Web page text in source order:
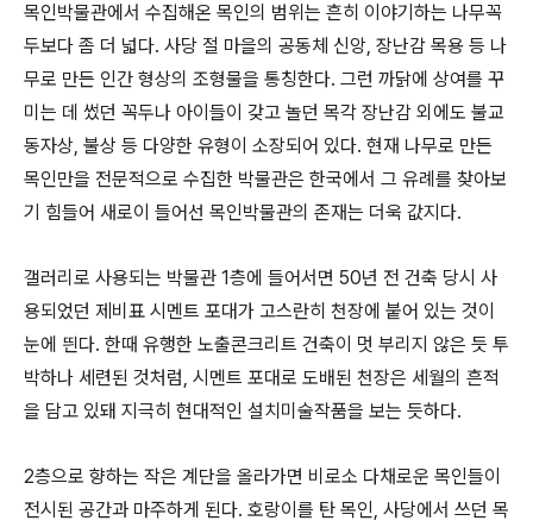
목인박물관에서 수집해온 목인의 범위는 흔히 이야기하는 나무꼭
두보다 좀 더 넓다. 사당 절 마을의 공동체 신앙, 장난감 목용 등 나
무로 만든 인간 형상의 조형물을 통칭한다. 그런 까닭에 상여를 꾸
미는 데 썼던 꼭두나 아이들이 갖고 놀던 목각 장난감 외에도 불교
동자상, 불상 등 다양한 유형이 소장되어 있다. 현재 나무로 만든
목인만을 전문적으로 수집한 박물관은 한국에서 그 유례를 찾아보
기 힘들어 새로이 들어선 목인박물관의 존재는 더욱 값지다.
갤러리로 사용되는 박물관 1층에 들어서면 50년 전 건축 당시 사
용되었던 제비표 시멘트 포대가 고스란히 천장에 붙어 있는 것이
눈에 띈다. 한때 유행한 노출콘크리트 건축이 멋 부리지 않은 듯 투
박하나 세련된 것처럼, 시멘트 포대로 도배된 천장은 세월의 흔적
을 담고 있돼 지극히 현대적인 설치미술작품을 보는 듯하다.
2층으로 향하는 작은 계단을 올라가면 비로소 다채로운 목인들이
전시된 공간과 마주하게 된다. 호랑이를 탄 목인, 사당에서 쓰던 목